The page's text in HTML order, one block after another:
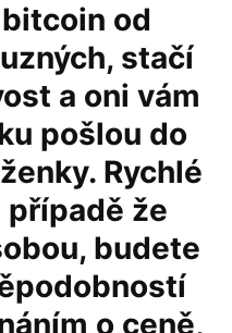
od
stačí
a oni vám
pošlou do
Rychlé
případě že
budete
o ceně,